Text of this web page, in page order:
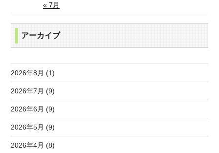
« 7月
アーカイブ
2026年8月 (1)
2026年7月 (9)
2026年6月 (9)
2026年5月 (9)
2026年4月 (8)